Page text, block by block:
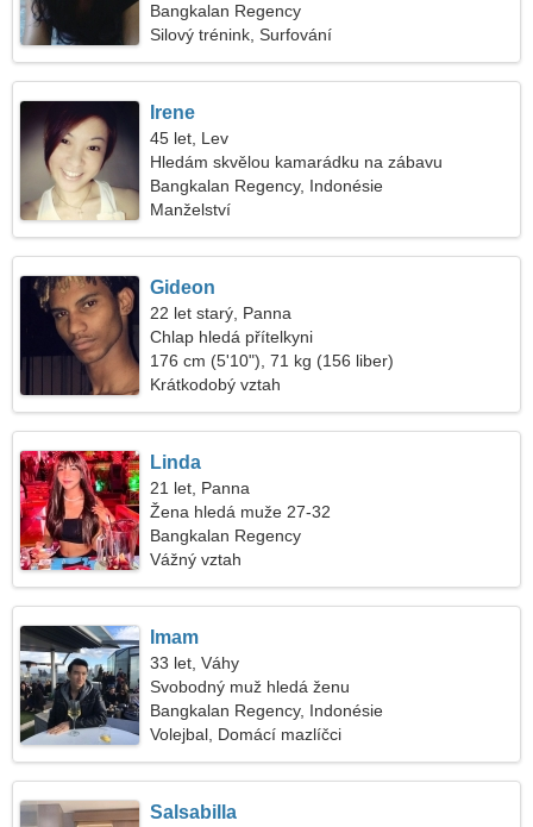
Bangkalan Regency
Silový trénink, Surfování
Irene
45 let, Lev
Hledám skvělou kamarádku na zábavu
Bangkalan Regency, Indonésie
Manželství
Gideon
22 let starý, Panna
Chlap hledá přítelkyni
176 cm (5'10"), 71 kg (156 liber)
Krátkodobý vztah
Linda
21 let, Panna
Žena hledá muže 27-32
Bangkalan Regency
Vážný vztah
Imam
33 let, Váhy
Svobodný muž hledá ženu
Bangkalan Regency, Indonésie
Volejbal, Domácí mazlíčci
Salsabilla